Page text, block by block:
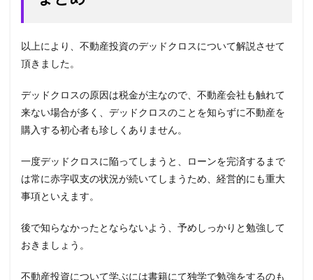
以上により、不動産投資のデッドクロスについて解説させて
頂きました。
デッドクロスの原因は税金が主なので、不動産会社も触れて
来ない場合が多く、デッドクロスのことを知らずに不動産を
購入する初心者も珍しくありません。
一度デッドクロスに陥ってしまうと、ローンを完済するまで
は常に赤字収支の状況が続いてしまうため、経営的にも重大
事項といえます。
後で知らなかったとならないよう、予めしっかりと勉強して
おきましょう。
不動産投資について学ぶには書籍にて独学で勉強をするのも